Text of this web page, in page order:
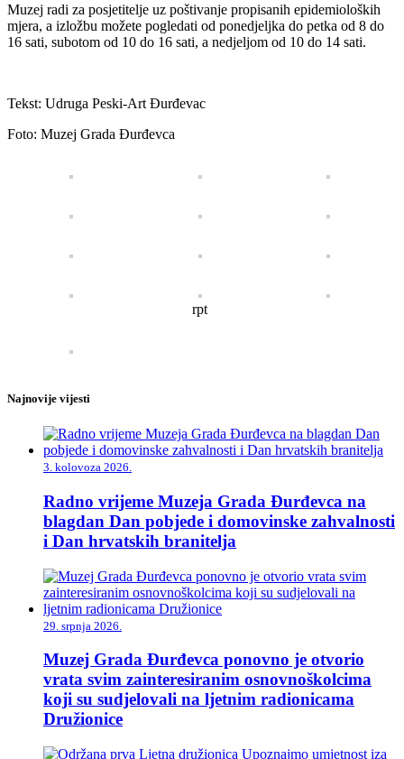
Muzej radi za posjetitelje uz poštivanje propisanih epidemioloških
mjera, a izložbu možete pogledati od ponedjeljka do petka od 8 do
16 sati, subotom od 10 do 16 sati, a nedjeljom od 10 do 14 sati.
Tekst: Udruga Peski-Art Đurđevac
Foto: Muzej Grada Đurđevca
rpt
Najnovije vijesti
3. kolovoza 2026.
Radno vrijeme Muzeja Grada Đurđevca na
blagdan Dan pobjede i domovinske zahvalnosti
i Dan hrvatskih branitelja
29. srpnja 2026.
Muzej Grada Đurđevca ponovno je otvorio
vrata svim zainteresiranim osnovnoškolcima
koji su sudjelovali na ljetnim radionicama
Družionice